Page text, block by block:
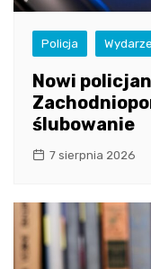
Policja
Nowi
ślubowanie
7 sierpnia 2026